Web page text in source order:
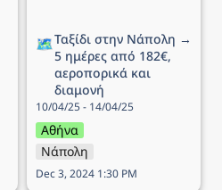
🗺️Ταξίδι στην Νάπολη →
5 ημέρες από 182€,
αεροπορικά και
διαμονή
10/04/25 - 14/04/25
Αθήνα
Νάπολη
Dec 3, 2024 1:30 PM